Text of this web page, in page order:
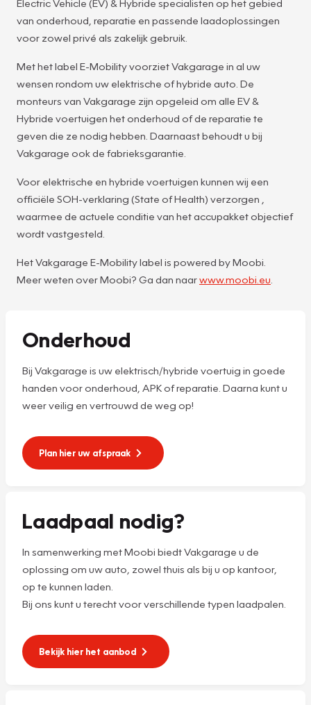
Electric Vehicle (EV) & Hybride specialisten op het gebied
van onderhoud, reparatie en passende laadoplossingen
voor zowel privé als zakelijk gebruik.
Met het label E-Mobility voorziet Vakgarage in al uw
wensen rondom uw elektrische of hybride auto. De
monteurs van Vakgarage zijn opgeleid om alle EV &
Hybride voertuigen het onderhoud of de reparatie te
geven die ze nodig hebben. Daarnaast behoudt u bij
Vakgarage ook de fabrieksgarantie.
Voor elektrische en hybride voertuigen kunnen wij een
officiële SOH-verklaring (State of Health) verzorgen ,
waarmee de actuele conditie van het accupakket objectief
wordt vastgesteld.
Het Vakgarage E-Mobility label is powered by Moobi.
Meer weten over Moobi? Ga dan naarwww.moobi.eu
Onderhoud
Bij Vakgarage is uw elektrisch/hybride voertuig in goede
handen voor onderhoud, APK of reparatie. Daarna kunt u
weer veilig en vertrouwd de weg op!
Plan hier uw afspraak
Laadpaal nodig?
In samenwerking met Moobi biedt Vakgarage u de
oplossing om uw auto, zowel thuis als bij u op kantoor,
op te kunnen laden.
Bij ons kunt u terecht voor verschillende typen laadpalen.
Bekijk hier het aanbod